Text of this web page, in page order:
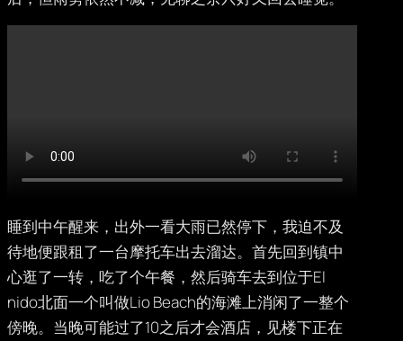
睡到中午醒来，出外一看大雨已然停下，我迫不及
待地便跟租了一台摩托车出去溜达。首先回到镇中
心逛了一转，吃了个午餐，然后骑车去到位于El
nido北面一个叫做Lio Beach的海滩上消闲了一整个
傍晚。当晚可能过了10之后才会酒店，见楼下正在